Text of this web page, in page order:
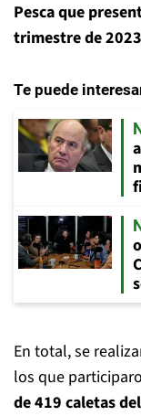
Pesca que
trimestre de
Te puede
En total, se
los que
de 419 caletas